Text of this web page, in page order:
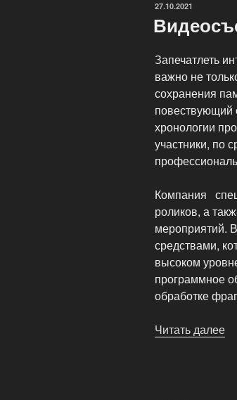
ОПУБЛИКОВАНО
27.10.2021
Запечатлеть
важно не
сохранения
повествующий
хронологии
участники, по
Компания
роликов, а
мероприятий.
средствами,
высоком
программное
обработке
Читать далее